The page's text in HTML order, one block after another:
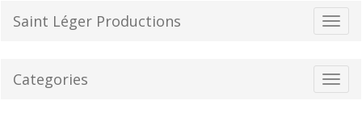
Saint Léger Productions
Categories